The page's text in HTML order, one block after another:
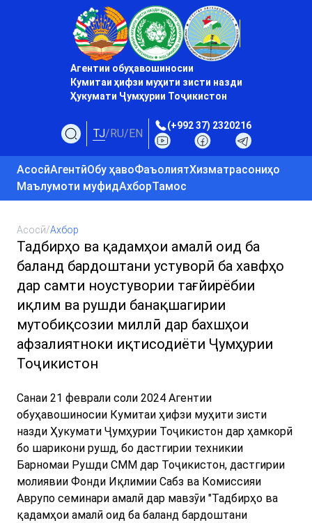
Агентии обуҳавошиносии
Кумитаи ҳифзи муҳити зисти назди
Ҳукумати Ҷумҳурии Тоҷикистон
TJ/RU/EN
(+992 37) 2320216
АсосӣАгентӣОбу ҳавоФаъолиятХизматрасониҳо
Маълумоти муфидАхборТамос
Асосӣ/Ахбор
Тадбирҳо ва қадамҳои амалӣ оид ба
баланд бардоштани устуворӣ ба хавфҳо
дар самти ноустувории тағйирёбии
иқлим ва рушди банақшагирии
мутобиқсозии миллӣ дар бахшҳои
афзалиятноки иқтисодиёти Ҷумҳурии
Тоҷикистон
Санаи 21 феврали соли 2024 Агентии
обуҳавошиносии Кумитаи ҳифзи муҳити зисти
назди Ҳукумати Ҷумҳурии Тоҷикистон дар ҳамкорӣ
бо шарикони рушд, бо дастгирии техникии
Барномаи Рушди СММ дар Тоҷикистон, дастгирии
молиявии Фонди Иқлимии Сабз ва Комиссияи
Аврупо семинари амалӣ дар мавзӯи "Тадбирҳо ва
қадамҳои амалӣ оид ба баланд бардоштани